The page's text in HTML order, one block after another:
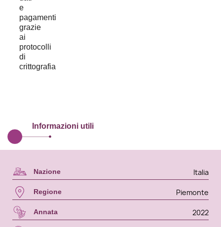
Informazioni utili
Nazione Italia
Regione Piemonte
Annata 2022